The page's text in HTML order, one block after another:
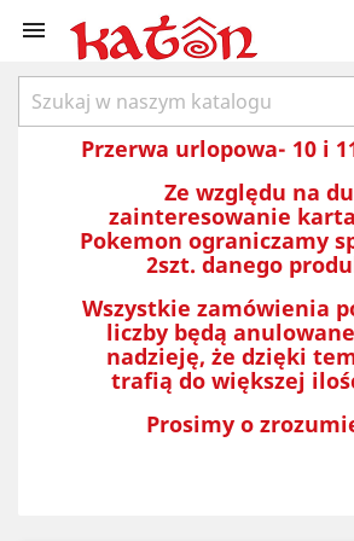

Przerwa urlopowa- 10 i
Ze względu na
zainteresowanie
Pokemon ograniczamy
2szt. danego
Wszystkie zamówienia
liczby będą
nadzieję, że dzięki
trafią do większej
Prosimy o